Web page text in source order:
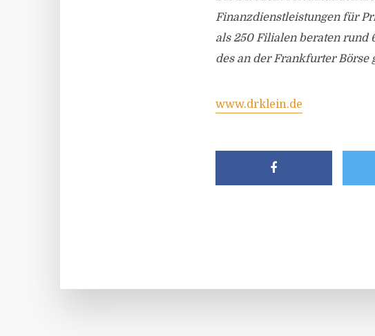
Finanzdienstleistungen für
als 250 Filialen beraten rund
des an der Frankfurter Börse
www.drklein.de